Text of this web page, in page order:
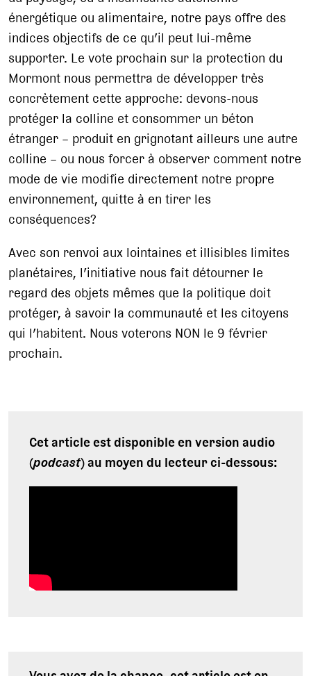
énergétique ou alimentaire, notre pays offre des
indices objectifs de ce qu’il peut lui-même
supporter. Le vote prochain sur la protection du
Mormont nous permettra de développer très
concrètement cette approche: devons-nous
protéger la colline et consommer un béton
étranger – produit en grignotant ailleurs une autre
colline – ou nous forcer à observer comment notre
mode de vie modifie directement notre propre
environnement, quitte à en tirer les
conséquences?
Avec son renvoi aux lointaines et illisibles limites
planétaires, l’initiative nous fait détourner le
regard des objets mêmes que la politique doit
protéger, à savoir la communauté et les citoyens
qui l’habitent. Nous voterons NON le 9 février
prochain.
Cet article est disponible en version audio
(podcast) au moyen du lecteur ci-dessous: